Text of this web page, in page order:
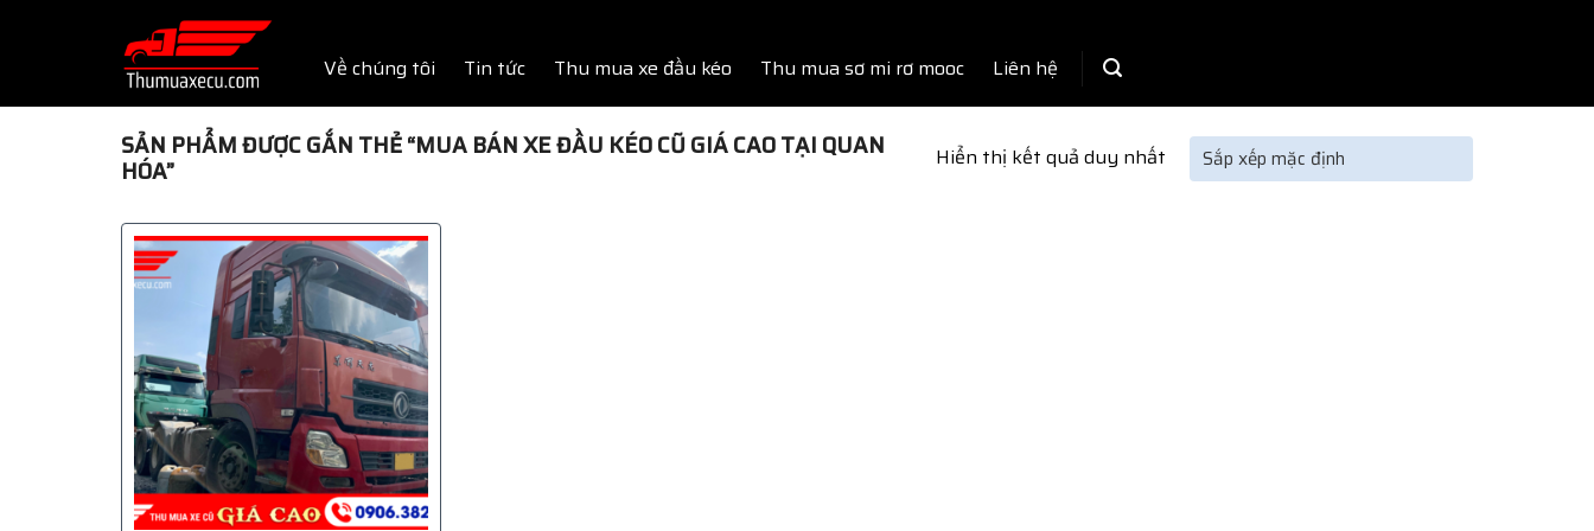
Về chúng tôi Tin tức Thu mua xe đầu kéo Thu mua sơ mi rơ mooc Liên hệ
SẢN PHẨM ĐƯỢC GẮN THẺ “MUA BÁN XE ĐẦU KÉO CŨ GIÁ CAO TẠI QUAN
HÓA” Hiển thị kết quả duy nhất